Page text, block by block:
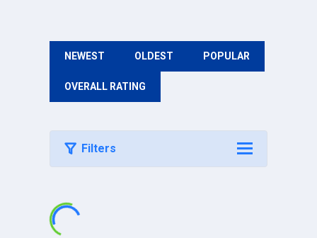
NEWEST OLDEST POPULAR
OVERALL RATING
Filters